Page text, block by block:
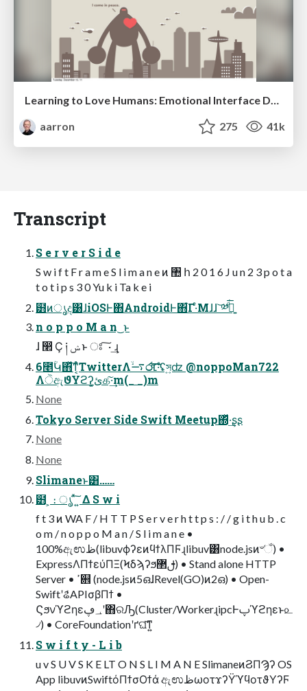
aarron
275 41k
Transcript
S e r v e r S i d e
S w i f t F r a m e S l i m a n e ͷ ঺ հ 2 0 1 6 J u n 2 3 p o t a
t o t i p s 3 0 Yu k i Ta k e i
๻ͷൃද͸ɺiOSͰ΋AndroidͰ΋͋Γ·ͤΜɺɺ ͝༰͍ࣻͩ͘͞
n o p p o M a n ͜ ͱ
ɺ ෢ Ҫ ༏ ݾ ͱ ਃ ͠ · ͢ɻ
6೥ؒԿ΋ͯ͠ͳ͔ͬͨTwitterΛ࠷ۙ෮׆ͤ͞·ͨ͠ʢস͍ʣ @noppoMan722
ΛੋඇϑΥϩʔ͓ئ͍க͠·͢m(_ _)m
None
Tokyo Server Side Swift Meetup΍ͬͯ·͢ʂʂ
None
None
Slimaneͱ͸……
๻ ͕ ։ ൃ ͯ͠ ͍ Δ S w i
f t 3 ͷ WA F / H T T P S e r v e r h t t p s : / / g i t h u b . c
o m / n o p p o M a n / S l i m a n e •
100%ඇಉظ(libuvϕʔεͷϥϯλΠϜɻlibuv͸node.jsͷ৺ଁ) •
ExpressΛΠϯεύΠΞ(Ϟδϡʔϧࢦ޲) • Stand alone HTTP
Server • ߴ଎ (node.jsͷ5ഒɺRevel(GO)ͷ2ഒ) • Open-
SwiftʹଌͬͨAPIσβΠϯ •
Ϛϧνϓϩηε؀ڥʹ΋ରԠ(Cluster/WorkerɻipcͰࢠϓϩηεͱ௨
৴) • CoreFoundationʹґଘ͠ͳ͍
S w i f t y - L i b
u v S U V S K E LT O N S L I M A N E SlimaneͷϨΠϠʔ OS
App libuvͷSwiftόΠϯσΟϯά ඇಉظωοτϫʔΫϓϥοτϑΥʔϜ